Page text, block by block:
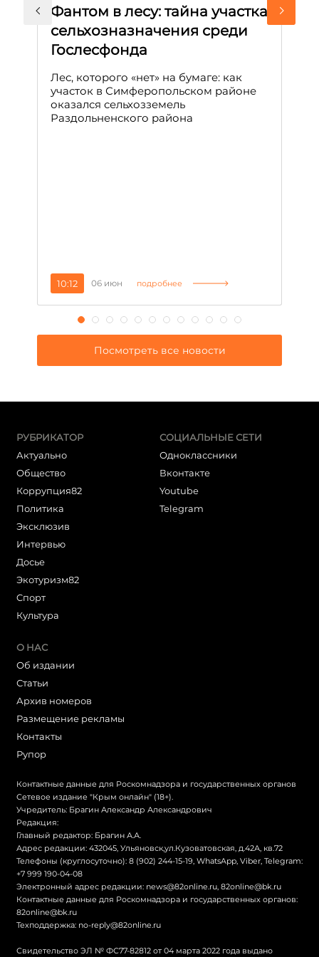
Фантом в лесу: тайна участка
сельхозназначения среди
Гослесфонда
Лес, которого «нет» на бумаге: как
участок в Симферопольском районе
оказался сельхозземель
Раздольненского района
10:12 06 июн подробнее
Посмотреть все новости
РУБРИКАТОР
Актуально
Общество
Коррупция82
Политика
Эксклюзив
Интервью
Досье
Экотуризм82
Cпорт
Культура
СОЦИАЛЬНЫЕ СЕТИ
Одноклассники
Вконтакте
Youtube
Telegram
О НАС
Об издании
Статьи
Архив номеров
Размещение рекламы
Контакты
Рупор
Контактные данные для Роскомнадзора и государственных органов
Сетевое издание "Крым онлайн" (18+).
Учредитель: Брагин Александр Александрович
Редакция:
Главный редактор: Брагин А.А.
Адрес редакции: 432045, Ульяновск,ул.Кузоватовская, д.42А, кв.72
Телефоны (круглосуточно): 8 (902) 244-15-19, WhatsApp, Viber, Telegram:
+7 999 190-04-08
Электронный адрес редакции: news@82online.ru, 82online@bk.ru
Контактные данные для Роскомнадзора и государственных органов:
82online@bk.ru
Техподдержка: no-reply@82online.ru
Свидетельство ЭЛ № ФС77-82812 от 04 марта 2022 года выдано